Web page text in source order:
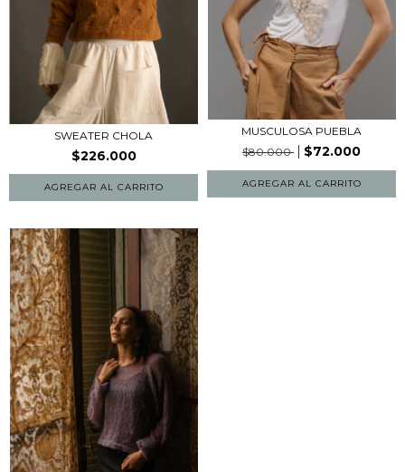
SWEATER CHOLA
$226.000
MUSCULOSA PUEBLA
$80.000
$72.000
AGREGAR AL CARRITO